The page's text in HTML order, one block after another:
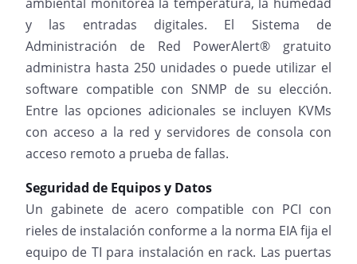
y las entradas digitales. El Sistema de
Administración de Red PowerAlert® gratuito
administra hasta 250 unidades o puede utilizar el
software compatible con SNMP de su elección.
Entre las opciones adicionales se incluyen KVMs
con acceso a la red y servidores de consola con
acceso remoto a prueba de fallas.
Seguridad de Equipos y Datos
Un gabinete de acero compatible con PCI con
rieles de instalación conforme a la norma EIA fija el
equipo de TI para instalación en rack. Las puertas